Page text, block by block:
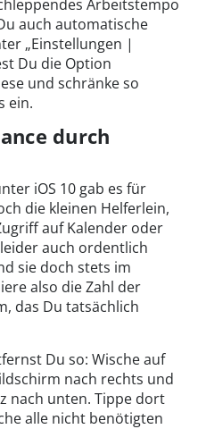
Arbeitstempo
auch automatische
„Einstellungen |
Du die Option
und schränke so
ein.
durch
iOS 10 gab es für
die kleinen Helferlein,
auf Kalender oder
auch ordentlich
sie doch stets im
also die Zahl der
das Du tatsächlich
Du so: Wische auf
nach rechts und
nach unten. Tippe dort
alle nicht benötigten